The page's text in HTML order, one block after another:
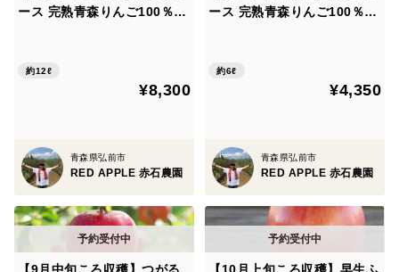
ース 完熟青森りんご100％
約12ℓ
¥8,300
青森県弘前市
RED APPLE 赤石農園
ース 完熟青森りんご100％
約6ℓ
¥4,350
青森県弘前市
RED APPLE 赤石農園